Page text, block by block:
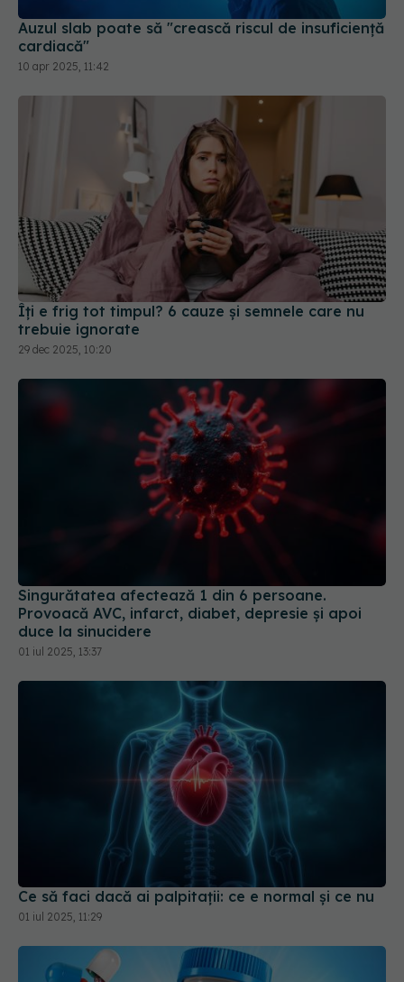
Îți e frig tot timpul? 6 cauze și semnele care nu
trebuie ignorate
29 dec 2025, 10:20
Singurătatea afectează 1 din 6 persoane.
01 iul 2025, 13:37
Ce să faci dacă ai palpitații: ce e normal și ce nu